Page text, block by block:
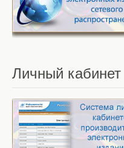
Личный кабинет